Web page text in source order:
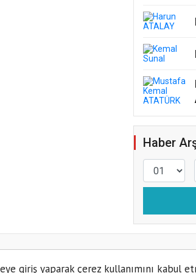
giriş yaparak çerez kullanımını kabul
Haber
Künye